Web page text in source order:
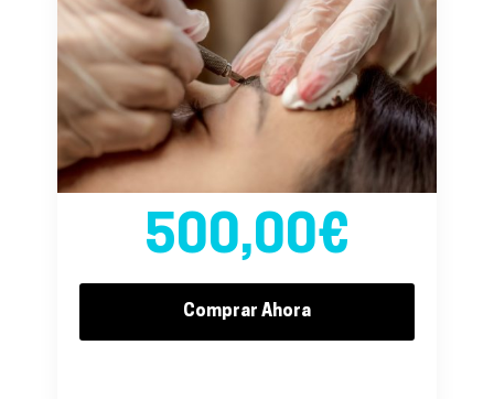
500,00€
Comprar Ahora